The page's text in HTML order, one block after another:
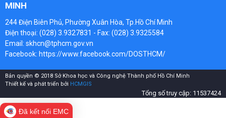
MINH
244 Điện Biên Phủ, Phường Xuân Hòa, Tp.Hồ Chí Minh
Điện thoại: (028) 3.9327831 - Fax: (028) 3.9325584
Email: skhcn@tphcm.gov.vn
Facebook: https://www.facebook.com/DOSTHCM/
Bản quyền © 2018 Sở Khoa học và Công nghệ Thành phố Hồ Chí Minh
Thiết kế và phát triển bởi HCMGIS
Tổng số truy cập: 11537424
Đã kết nối EMC